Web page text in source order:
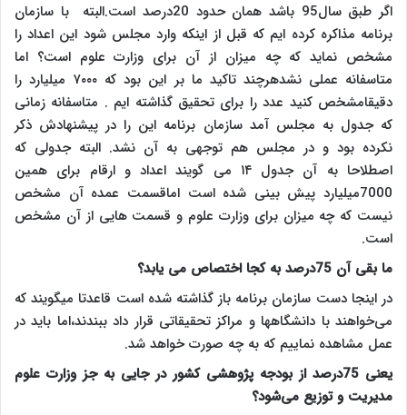
اگر طبق سال95 باشد همان حدود 20درصد است.البته با سازمان
برنامه مذاکره کرده ایم که قبل از اینکه وارد مجلس شود این اعداد را
مشخص نماید که چه میزان از آن برای وزارت علوم است؟ اما
متاسفانه عملی نشدهرچند تاکید ما بر این بود که ۷۰۰۰ میلیارد را
دقیقامشخص کنید عدد را برای تحقیق گذاشته ایم . متاسفانه زمانی
که جدول به مجلس آمد سازمان برنامه این را در پیشنهادش ذکر
نکرده بود و در مجلس هم توجهی به آن نشد. البته جدولی که
اصطلاحا به آن جدول ۱۴ می گویند اعداد و ارقام برای همین
7000میلیارد پیش بینی شده است اماقسمت عمده آن مشخص
نیست که چه میزان برای وزارت علوم و قسمت هایی از آن مشخص
است.
ما بقی آن 75درصد به کجا اختصاص می یابد؟
در اینجا دست سازمان برنامه باز گذاشته شده است قاعدتا میگویند که
می‌خواهند با دانشگاهها و مراکز تحقیقاتی قرار داد ببندند،اما باید در
عمل مشاهده نماییم که به چه صورت خواهد شد.
یعنی 75درصد از بودجه پژوهشی کشور در جایی به جز وزارت علوم
مدیریت و توزیع می‌شود؟